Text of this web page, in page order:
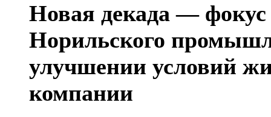
Новая декада — фокус
Норильского
улучшении условий
компании